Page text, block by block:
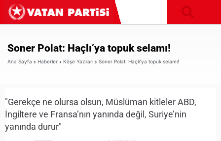
Soner Polat: Haçlı’ya topuk selamı!
Ana Sayfa Haberler Köşe Yazıları Soner Polat: Haçlı’ya topuk selamı!
"Gerekçe ne olursa olsun, Müslüman kitleler ABD,
İngiltere ve Fransa’nın yanında değil, Suriye’nin
yanında durur"